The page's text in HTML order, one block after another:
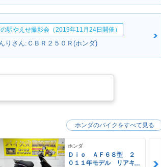
駅やえせ撮影会（2019年11月24日開催）
りさん:ＣＢＲ２５０Ｒ(ホンダ)
ホンダ
Ｄｉｏ ＡＦ６８型 ２
０１１年モデル リアキ
ホンダのバイクをすべて見る